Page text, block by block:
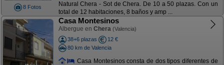
8 Fotos
Natural Chera - Sot de Chera. De 10 a 50 plazas. Con un
total de 12 habitaciones, 8 baños y amp ...
Casa Montesinos
Albergue en Chera (Valencia)
38+6 plazas
12 €
80 km de Valencia
Casa Montesinos consta de dos tipos diferentes de